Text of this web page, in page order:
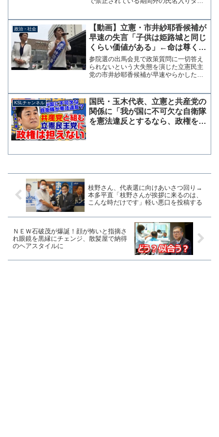
も？ 既に特定選挙への出馬を公表した
予定候補が、街頭で氏名入り...
政治・社会
【動画】立憲・市井紗耶香候補が
早速の失言「子供は姫路城と同じ
くらい価値がある」←命は尊く平
等、価値をはかるな
参院選の出馬会見で政策質問に一切答え
られないという大失態を演じた立憲民主
党の市井紗耶香候補が早速やらかした。5
舫副代表が見守る中「子供は日本の宝で
す。ここ姫路城とおな...
KSLチャンネル
国民・玉木代表、立憲と共産党の
関係に「我が国に不可欠な自衛隊
を憲法違反とするなら、政権を担
枝野さん、代表選に向けあいさつ回り→
本多平直「枝野さんが挨拶に来るのは、
こんな時だけです」軽い悪口を投稿する
ＮＥＷ石破茂が爆誕！顔が怖いと指摘さ
れ眼鏡を黒縁にチェンジ、散髪屋で納得
のヘアスタイルに